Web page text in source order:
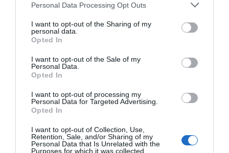
Personal Data Processing Opt Outs
I want to opt-out of the Sharing of my
personal data.
Opted In
I want to opt-out of the Sale of my
Personal Data.
Opted In
I want to opt-out of processing my
Personal Data for Targeted Advertising.
Opted In
I want to opt-out of Collection, Use,
Retention, Sale, and/or Sharing of my
Personal Data that Is Unrelated with the
Purposes for which it was collected.
Albin Lee Meldaus stöd till Molly Hammar efter
allsången